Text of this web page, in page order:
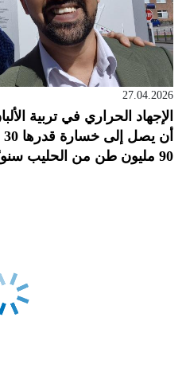
27.04.2026
90 مليون طن من الحليب سنويًا